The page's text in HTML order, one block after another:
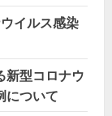
イルス感染
新型コロナウ
について